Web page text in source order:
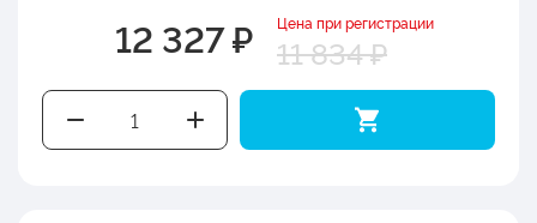
12 327 ₽ Цена при регистрации
11 834 ₽